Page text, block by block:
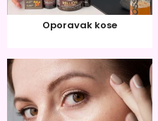
Oporavak kose